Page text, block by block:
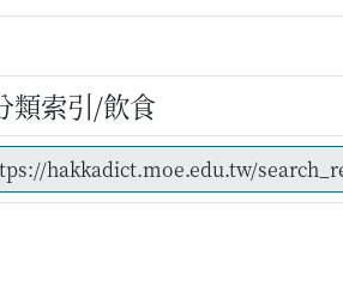
類索引/飲食